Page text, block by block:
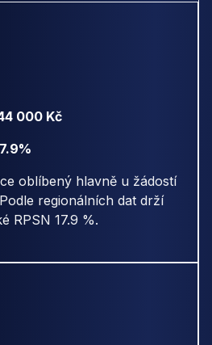
000 Kč
oblíbený hlavně u žádostí
regionálních dat drží
RPSN 17.9 %.